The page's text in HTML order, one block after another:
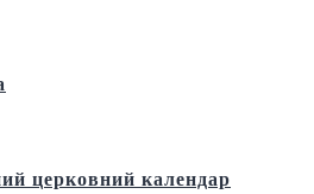
церковний календар